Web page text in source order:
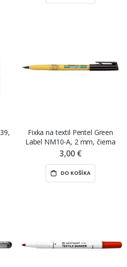
Fixka na textil Pentel Green
Label NM10-A, 2 mm, čierna
3,00 €
DO KOŠÍKA